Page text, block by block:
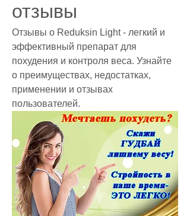
отзывы
Отзывы о Reduksin Light - легкий и
эффективный препарат для
похудения и контроля веса. Узнайте
о преимуществах, недостатках,
применении и отзывах
пользователей.